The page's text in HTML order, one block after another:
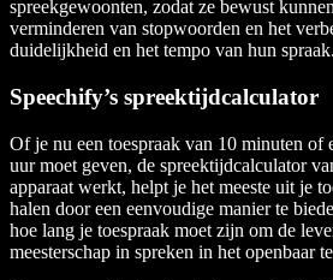
spreekgewoonten, zodat ze bewust
verminderen van stopwoorden en het
duidelijkheid en het tempo van hun spraak.
Speechify’s spreektijdcalculator
Of je nu een toespraak van 10 minuten of
uur moet geven, de spreektijdcalculator
apparaat werkt, helpt je het meeste uit je
halen door een eenvoudige manier te
hoe lang je toespraak moet zijn om de
meesterschap in spreken in het openbaar